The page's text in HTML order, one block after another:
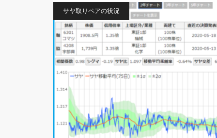
サヤ取りペアの状況